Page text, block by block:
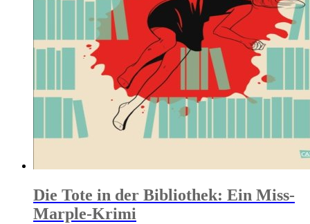
Die Tote in der Bibliothek: Ein Miss-
Marple-Krimi